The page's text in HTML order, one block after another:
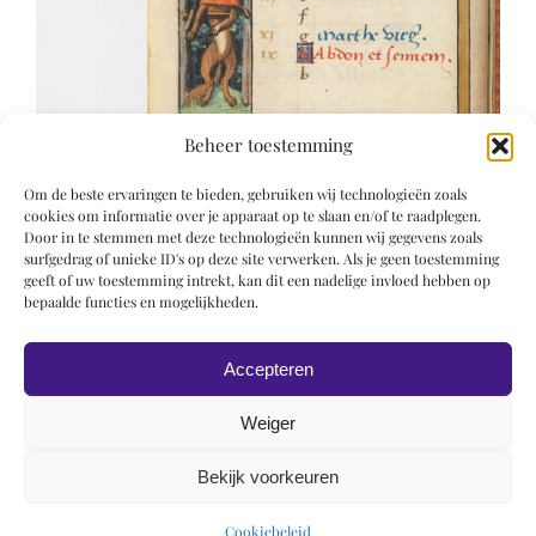
Beheer toestemming
Om de beste ervaringen te bieden, gebruiken wij technologieën zoals
cookies om informatie over je apparaat op te slaan en/of te raadplegen.
Door in te stemmen met deze technologieën kunnen wij gegevens zoals
surfgedrag of unieke ID's op deze site verwerken. Als je geen toestemming
geeft of uw toestemming intrekt, kan dit een nadelige invloed hebben op
bepaalde functies en mogelijkheden.
Accepteren
Weiger
Bekijk voorkeuren
Cookiebeleid
© 2019 Roel Wiechers | Powered by